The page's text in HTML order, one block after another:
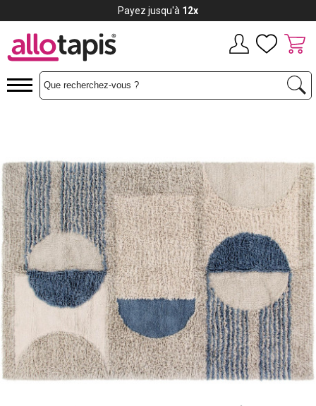
Payez jusqu'à 12x